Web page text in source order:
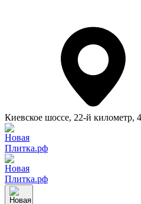
Киевское шоссе, 22-й километр,